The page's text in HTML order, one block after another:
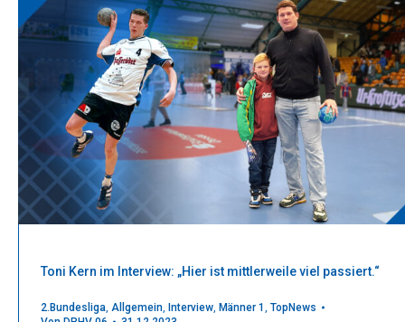
Toni Kern im Interview: „Hier ist mittlerweile viel passiert.“
2.Bundesliga, Allgemein, Interview, Männer 1 , TopNews